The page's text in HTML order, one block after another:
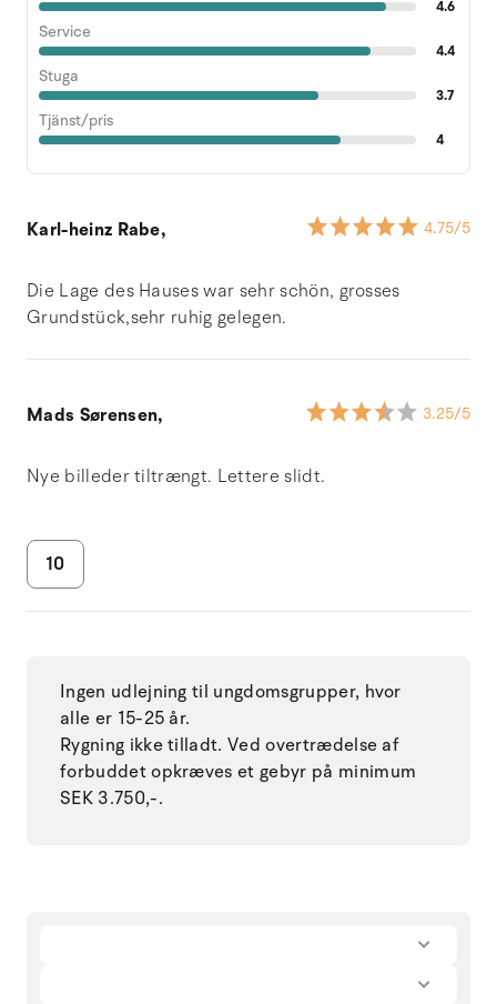
4.6
Service
4.4
Stuga
3.7
Tjänst/pris
4
Karl-heinz Rabe, 4.75/5
Die Lage des Hauses war sehr schön, grosses
Grundstück,sehr ruhig gelegen.
Mads Sørensen, 3.25/5
Nye billeder tiltrængt. Lettere slidt.
10
Ingen udlejning til ungdomsgrupper, hvor
alle er 15-25 år.
Rygning ikke tilladt. Ved overtrædelse af
forbuddet opkræves et gebyr på minimum
SEK 3.750,-.